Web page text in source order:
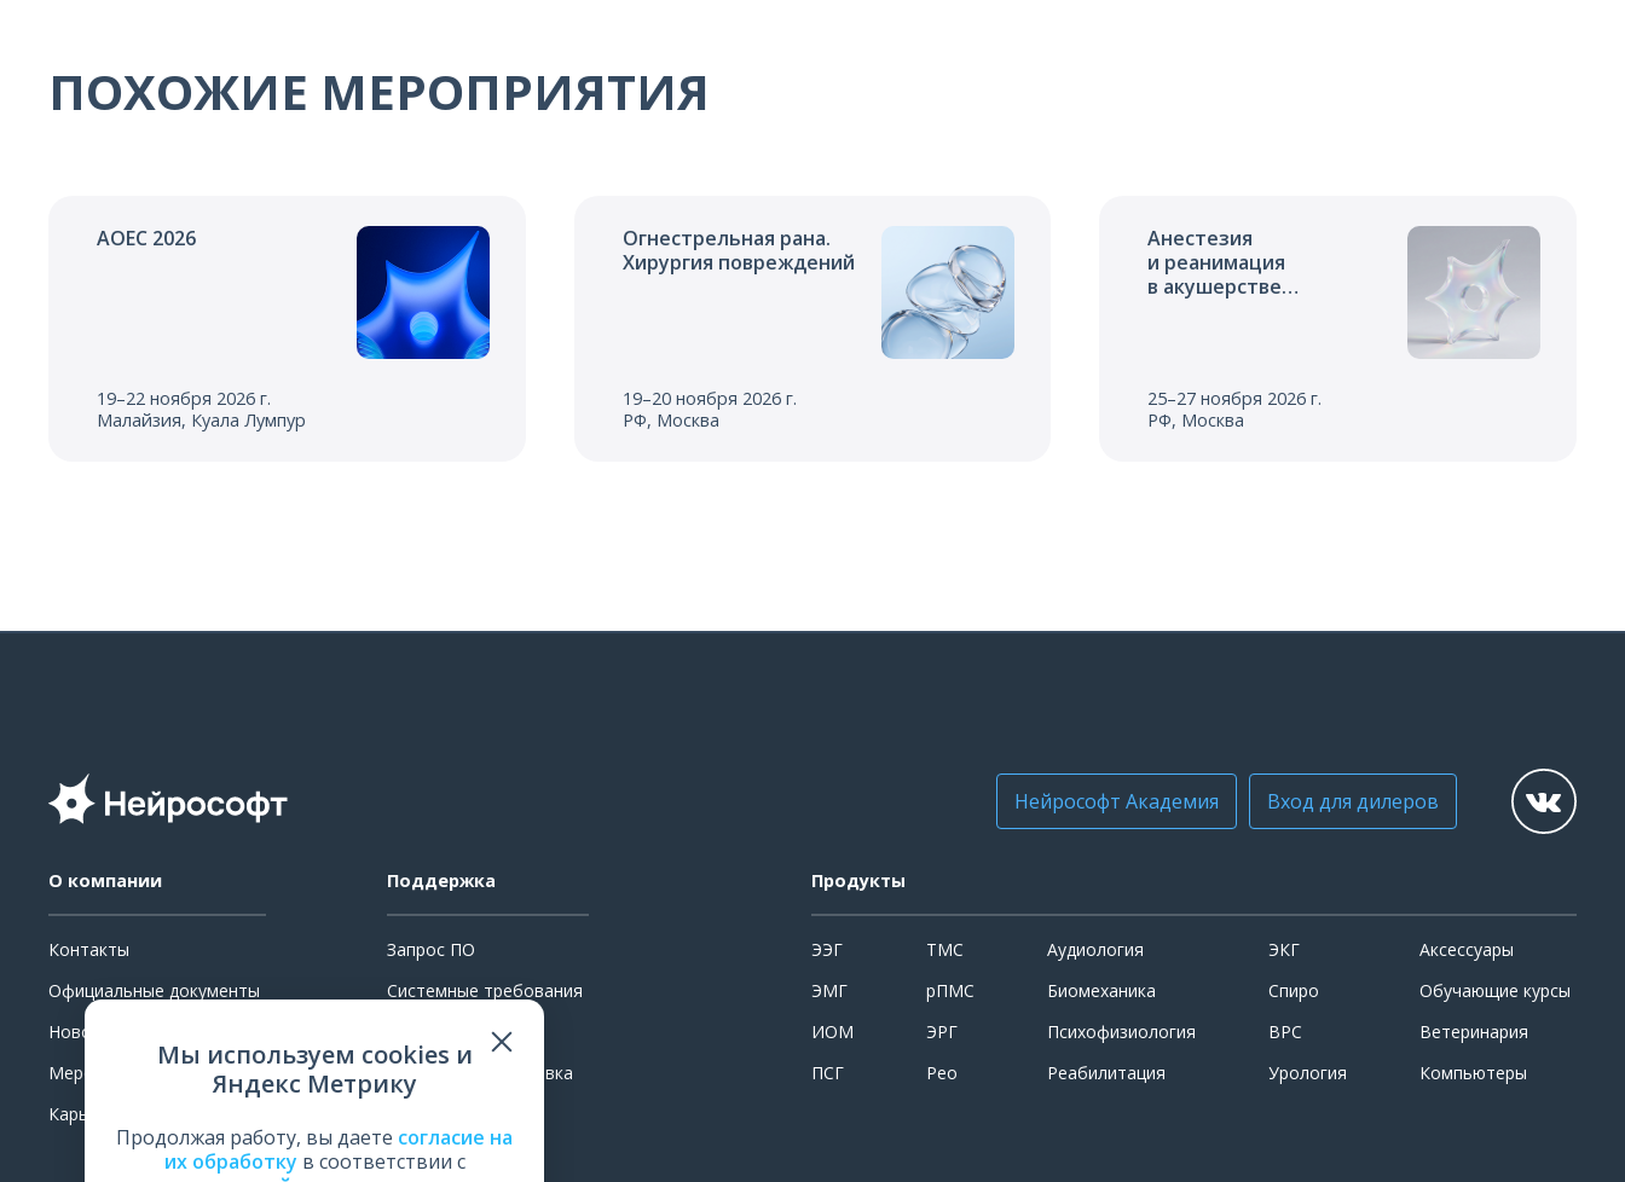
ПОХОЖИЕ МЕРОПРИЯТИЯ
AOEC 2026
19–22 ноября 2026 г.
Малайзия, Куала Лумпур
Огнестрельная рана.
Хирургия повреждений
19–20 ноября 2026 г.
РФ, Москва
Анестезия
и реанимация
в акушерстве
25–27 ноября 2026 г.
РФ, Москва
Нейрософт Академия Вход для дилеров
О компании
Контакты
Официальные документы
Новости
Мероприятия
Карьера
Поддержка
Запрос ПО
Системные требования
Поверка и калибровка
Оценить работу
Продукты
ЭЭГ
ЭМГ
ИОМ
ПСГ
ТМС
рПМС
ЭРГ
Рео
Аудиология
Биомеханика
Психофизиология
Реабилитация
ЭКГ
Спиро
ВРС
Урология
Аксессуары
Обучающие курсы
Ветеринария
Компьютеры
Мы используем cookies и
Яндекс Метрику
Продолжая работу, вы даете согласие на
их обработку в соответствии с